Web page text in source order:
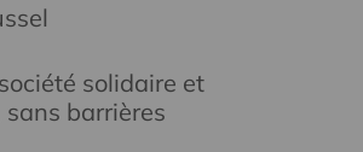
solidaire et
barrières